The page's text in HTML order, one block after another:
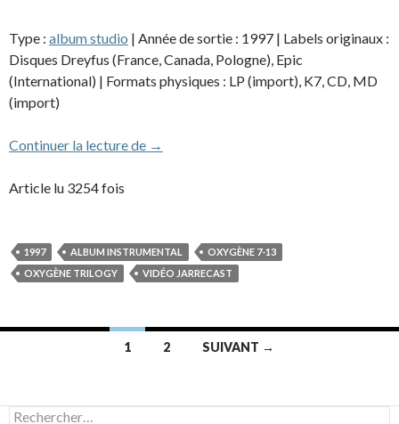
Type : album studio | Année de sortie : 1997 | Labels originaux :
Disques Dreyfus (France, Canada, Pologne), Epic
(International) | Formats physiques : LP (import), K7, CD, MD
(import)
Continuer la lecture de Oxygène 7-13
→
Article lu 3254 fois
1997 ALBUM INSTRUMENTAL
OXYGÈNE 7-13
OXYGÈNE TRILOGY
VIDÉO JARRECAST
articles
1 2 SUIVANT →
Rechercher :